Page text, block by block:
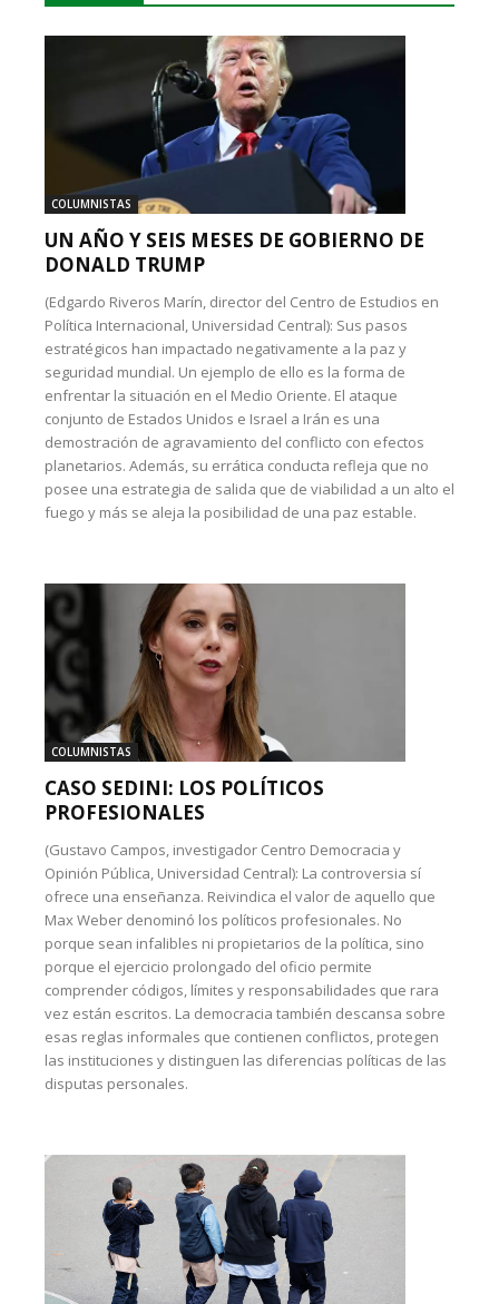
COLUMNISTAS
UN AÑO Y SEIS MESES DE GOBIERNO DE
DONALD TRUMP
(Edgardo Riveros Marín, director del Centro de Estudios en
Política Internacional, Universidad Central): Sus pasos
estratégicos han impactado negativamente a la paz y
seguridad mundial. Un ejemplo de ello es la forma de
enfrentar la situación en el Medio Oriente. El ataque
conjunto de Estados Unidos e Israel a Irán es una
demostración de agravamiento del conflicto con efectos
planetarios. Además, su errática conducta refleja que no
posee una estrategia de salida que de viabilidad a un alto el
fuego y más se aleja la posibilidad de una paz estable.
COLUMNISTAS
CASO SEDINI: LOS POLÍTICOS
PROFESIONALES
(Gustavo Campos, investigador Centro Democracia y
Opinión Pública, Universidad Central): La controversia sí
ofrece una enseñanza. Reivindica el valor de aquello que
Max Weber denominó los políticos profesionales. No
porque sean infalibles ni propietarios de la política, sino
porque el ejercicio prolongado del oficio permite
comprender códigos, límites y responsabilidades que rara
vez están escritos. La democracia también descansa sobre
esas reglas informales que contienen conflictos, protegen
las instituciones y distinguen las diferencias políticas de las
disputas personales.